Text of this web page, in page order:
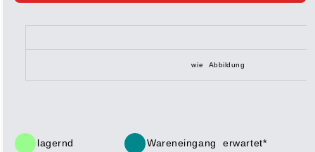
wie Abbildung
lagernd Wareneingang erwartet*